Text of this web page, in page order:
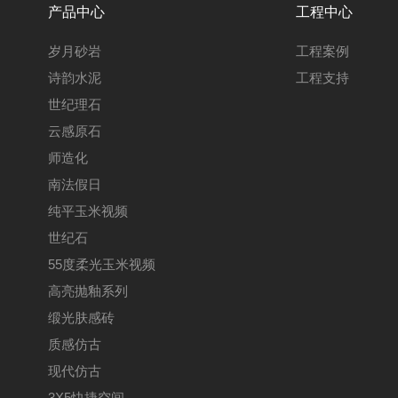
产品中心
岁月砂岩
诗韵水泥
世纪理石
云感原石
师造化
南法假日
纯平玉米视频
世纪石
55度柔光玉米视频
高亮抛釉系列
缎光肤感砖
质感仿古
现代仿古
工程中心
工程案例
工程支持